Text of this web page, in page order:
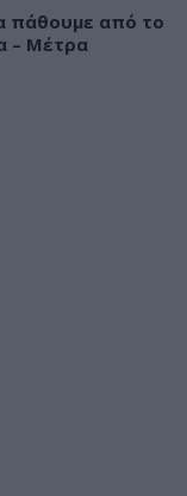
πάθουμε από το
– Μέτρα